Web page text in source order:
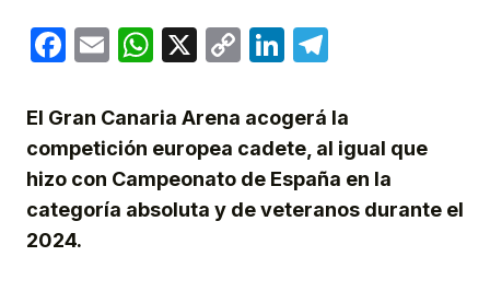
Facebook
EmailWhatsApp
X
CopyLinkedIn
El Gran Canaria Arena acogerá la
competición europea cadete, al igual que
hizo con Campeonato de España en la
categoría absoluta y de veteranos durante el
2024.